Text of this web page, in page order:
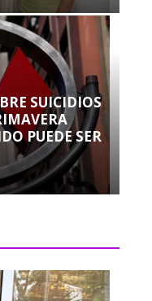
SUICIDIOS
PUEDE SER